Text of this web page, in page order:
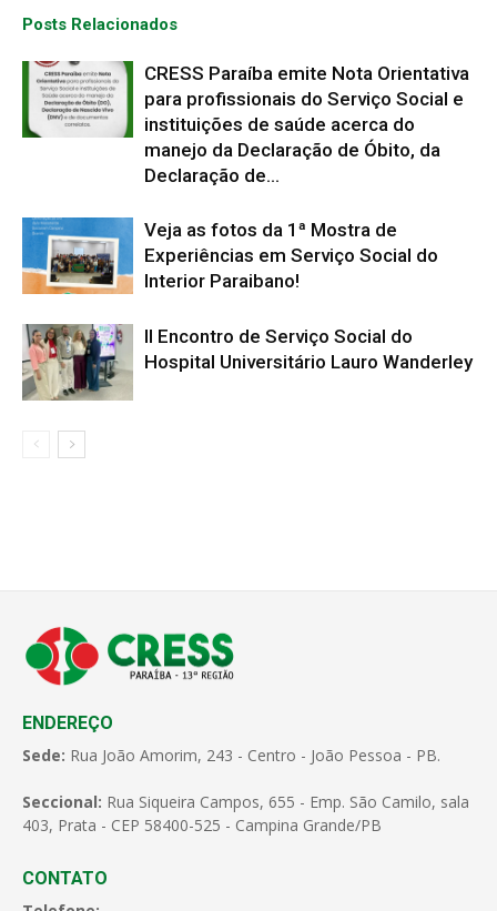
Posts Relacionados
CRESS Paraíba emite Nota Orientativa
para profissionais do Serviço Social e
instituições de saúde acerca do
manejo da Declaração de Óbito, da
Declaração de...
Veja as fotos da 1ª Mostra de
Experiências em Serviço Social do
Interior Paraibano!
II Encontro de Serviço Social do
Hospital Universitário Lauro Wanderley
ENDEREÇO
Sede: Rua João Amorim, 243 - Centro - João Pessoa - PB.
Seccional: Rua Siqueira Campos, 655 - Emp. São Camilo, sala
403, Prata - CEP 58400-525 - Campina Grande/PB
CONTATO